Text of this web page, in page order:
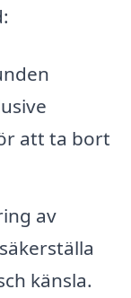
att ta bort
av
känsla.